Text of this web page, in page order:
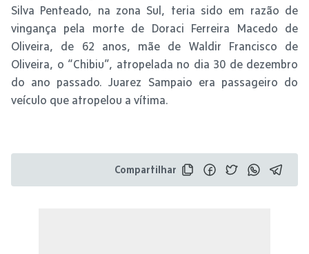
Silva Penteado, na zona Sul, teria sido em razão de
vingança pela morte de Doraci Ferreira Macedo de
Oliveira, de 62 anos, mãe de Waldir Francisco de
Oliveira, o “Chibiu”, atropelada no dia 30 de dezembro
do ano passado. Juarez Sampaio era passageiro do
veículo que atropelou a vítima.
Compartilhar